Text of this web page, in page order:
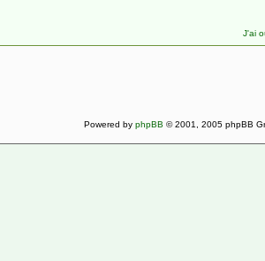
J'ai
Powered by phpBB © 2001, 2005 phpBB